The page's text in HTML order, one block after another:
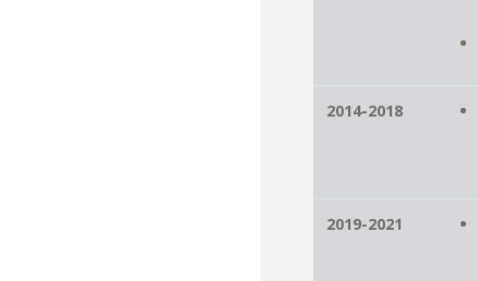
2014-2018
2019-2021